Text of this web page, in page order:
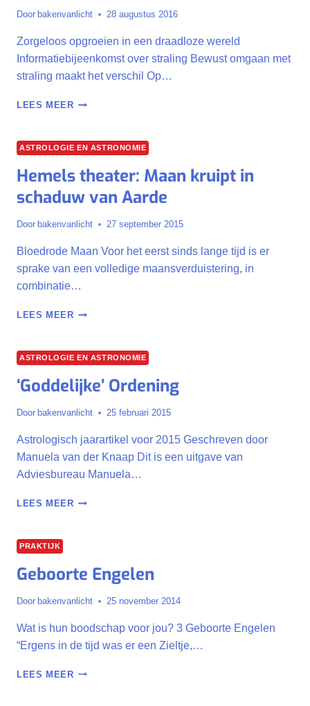
DREIEN
Door bakenvanlicht 28 augustus 2016
Zorgeloos opgroeien in een draadloze wereld
Informatiebijeenkomst over straling Bewust omgaan met
straling maakt het verschil Op…
LEES MEERZORGELOOS
EEN
DRAADLOZE
WERELD
ASTROLOGIE EN ASTRONOMIE
Hemels theater: Maan kruipt in
schaduw van Aarde
Door bakenvanlicht 27 september 2015
Bloedrode Maan Voor het eerst sinds lange tijd is er
sprake van een volledige maansverduistering, in
combinatie…
LEES MEERHEMELS
KRUIPT
IN
SCHADUW
VAN
AARDE
ASTROLOGIE EN ASTRONOMIE
‘Goddelijke’ Ordening
Door bakenvanlicht 25 februari 2015
Astrologisch jaarartikel voor 2015 Geschreven door
Manuela van der Knaap Dit is een uitgave van
Adviesbureau Manuela…
LEES MEER‘GODDELIJKE’
PRAKTIJK
Geboorte Engelen
Door bakenvanlicht 25 november 2014
Wat is hun boodschap voor jou? 3 Geboorte Engelen
“Ergens in de tijd was er een Zieltje,…
LEES MEERGEBOORTE